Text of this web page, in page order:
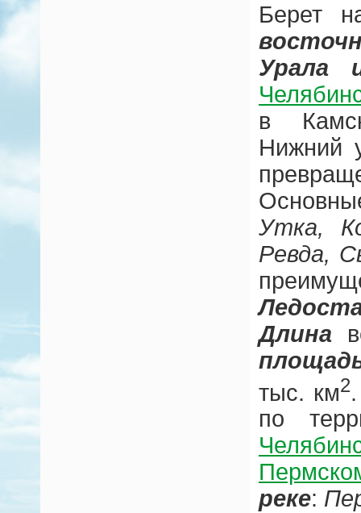
Берет
Урала
в
Нижний
Утка,
Ревда,
Длина
тыс. км2
по
реке: